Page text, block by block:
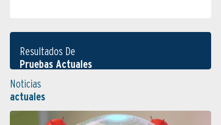
Resultados De
Pruebas Actuales
Noticias
actuales